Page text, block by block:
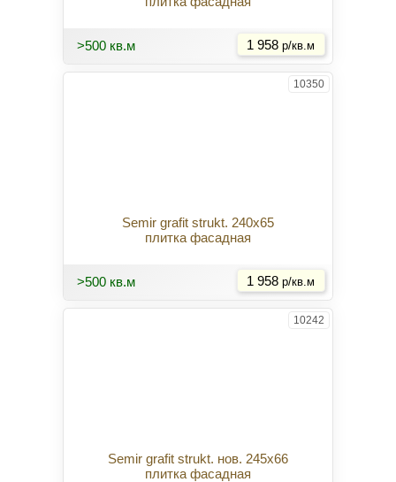
>500 кв.м 1 958 р/кв.м
10350
Semir grafit strukt. 240x65
плитка фасадная
>500 кв.м 1 958 р/кв.м
10242
Semir grafit strukt. нов. 245x66
плитка фасадная